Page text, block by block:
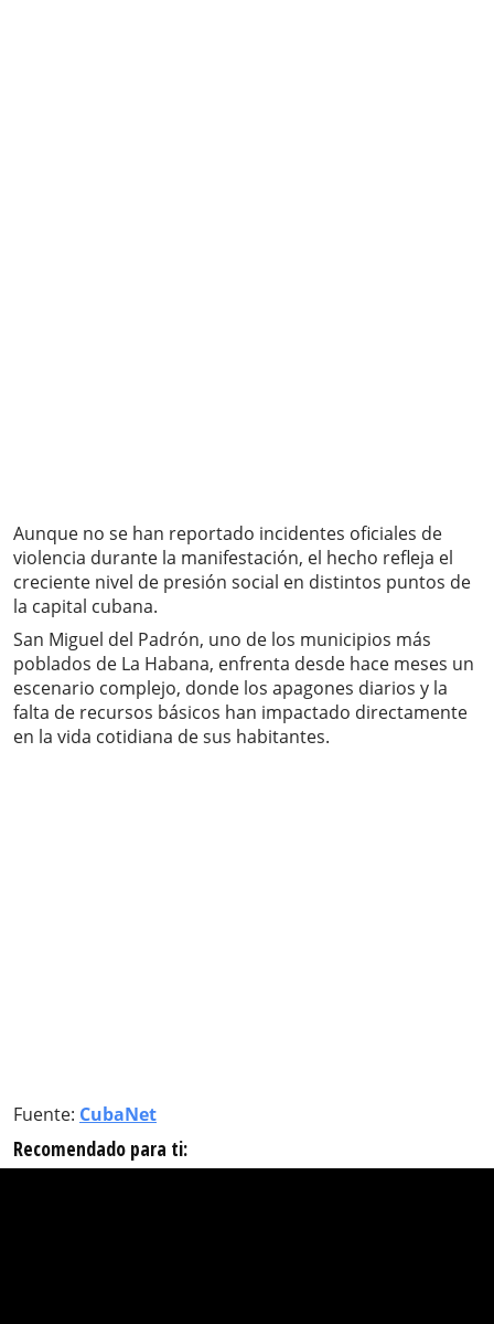
Aunque no se han reportado incidentes oficiales de
violencia durante la manifestación, el hecho refleja el
creciente nivel de presión social en distintos puntos de
la capital cubana.
San Miguel del Padrón, uno de los municipios más
poblados de La Habana, enfrenta desde hace meses un
escenario complejo, donde los apagones diarios y la
falta de recursos básicos han impactado directamente
en la vida cotidiana de sus habitantes.
Fuente: CubaNet
Recomendado para ti: